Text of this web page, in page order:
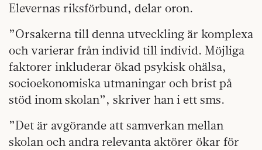
Elevernas riksförbund, delar oron.
”Orsakerna till denna utveckling är komplexa
och varierar från individ till individ. Möjliga
faktorer inkluderar ökad psykisk ohälsa,
socioekonomiska utmaningar och brist på
stöd inom skolan”, skriver han i ett sms.
”Det är avgörande att samverkan mellan
skolan och andra relevanta aktörer ökar för